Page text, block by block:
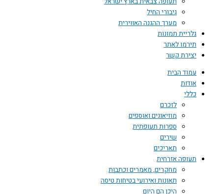
גיבורי החיל
מערך ההגנה האווירית
גלריית תמונות
תירמו לאתר
יצירת קשר
עמוד הבית
אודות
כללי
לזכרם
מוזיאונים ואוספים
ספרות תעופתית
שירים
תאריכים
תעופה אזרחית
מחקרים, מאמרים וכתבות
תאונות ואירועי בטיחות טיסה
היכן הם היום